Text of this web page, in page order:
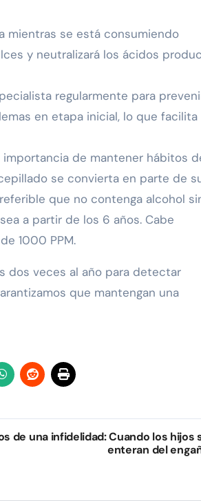
mientras se está consumiendo
y neutralizará los ácidos
regularmente para
en etapa inicial, lo que facilita
de mantener hábitos
se convierta en parte de
que no contenga alcohol
a partir de los 6 años. Cabe
1000 PPM.
dos veces al año para detectar
que mantengan una
de una infidelidad: Cuando los hijos
enteran del